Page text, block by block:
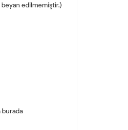
beyan edilmemiştir.)
burada